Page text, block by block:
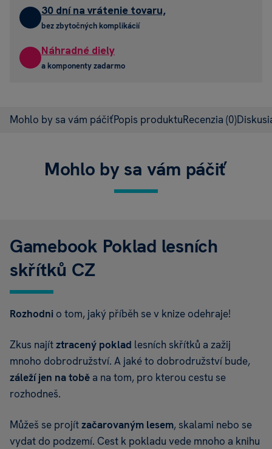
30 dní na vrátenie tovaru,
bez zbytočných komplikácií
Náhradné diely
a komponenty zadarmo
Mohlo by sa vám páčiťPopis produktuRecenzia (0)
Mohlo by sa vám páčiť
Gamebook Poklad lesních
skřítků CZ
Rozhodni o tom, jaký příběh se v knize odehraje!
Zkus najítztracený poklad lesních skřítků a zažij
mnoho dobrodružství. A jaké to dobrodružství bude,
záleží jen na tobě a na tom, pro kterou cestu se
rozhodneš.
Můžeš se projítzačarovaným lesem, skalami nebo se
vydat do podzemí. Cest k pokladu vede mnoho a knihu